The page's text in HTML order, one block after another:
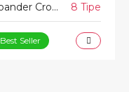
Xpander Cross 8 Tipe
Best Seller